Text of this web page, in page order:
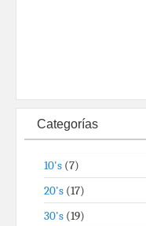
Categorías
10's (7)
20's (17)
30's (19)